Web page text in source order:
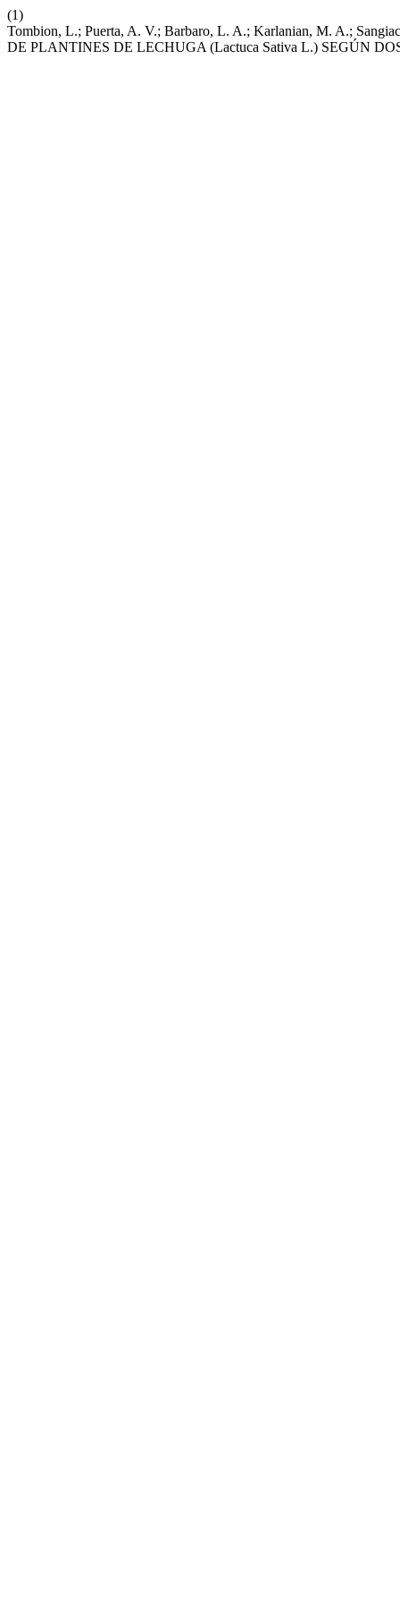
(1)
Tombion, L.; Puerta, A. V.; Barbaro, L. A.; Karlanian, M. A.;
DE PLANTINES DE LECHUGA (Lactuca Sativa L.) SEGÚN